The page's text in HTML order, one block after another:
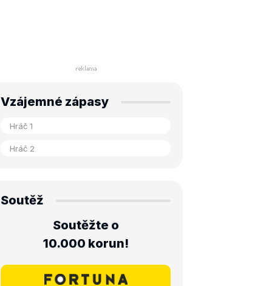
Vzájemné zápasy
Soutěž
Soutěžte o
10.000 korun!